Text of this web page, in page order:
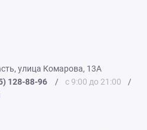
улица Комарова, 13А
128-88-96 / с 9:00 до 21:00
/